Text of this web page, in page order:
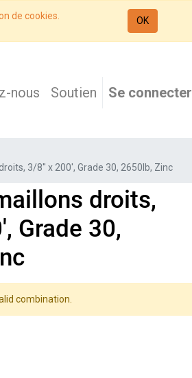
de cookies. OK
nous Soutien Se connecter
3/8'' x 200', Grade 30, 2650lb, Zinc
droits,
Grade 30,
combination.